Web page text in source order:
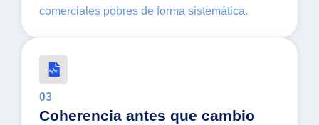
comerciales pobres de forma sistemática.
03
Coherencia antes que cambio